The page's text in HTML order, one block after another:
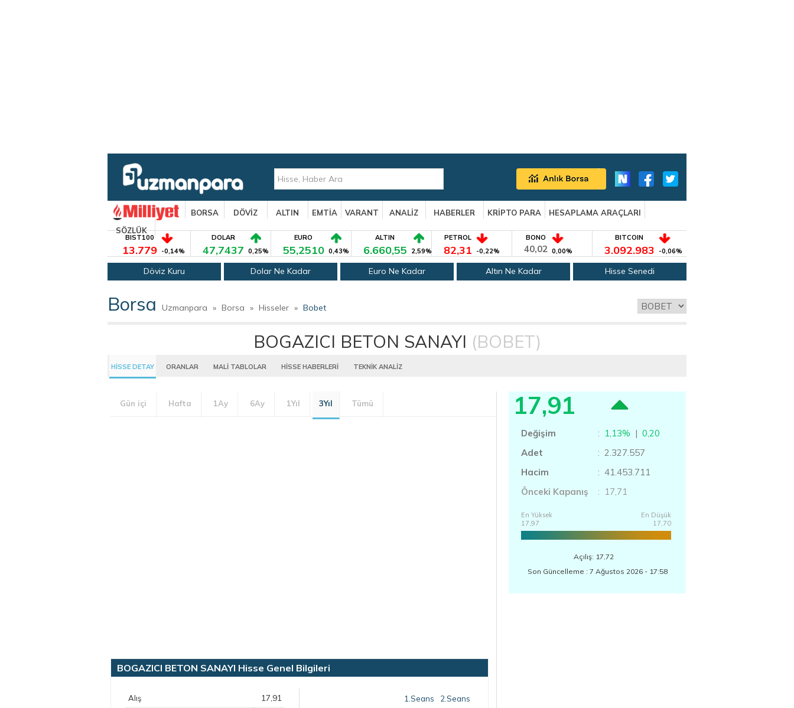
BORSA DÖVİZ ALTIN EMTİA VARANT ANALİZ HABERLER KRİPTO PARA
HESAPLAMA ARAÇLARI
SÖZLÜK
BIST100
13.779 -0,14%
DOLAR
47,7437 0,25%
EURO
55,2510 0,43%
ALTIN
6.660,55 2,59%
PETROL
82,31 -0,22%
BONO
40,02 0,00%
BITCOIN
3.092.983 -0,06%
Döviz Kuru Dolar Ne Kadar Euro Ne Kadar Altın Ne Kadar Hisse Senedi
Borsa Uzmanpara » Borsa » Hisseler » Bobet
BOGAZICI BETON SANAYI (BOBET)
HİSSE DETAY ORANLAR MALİ TABLOLAR HİSSE HABERLERİ TEKNİK ANALİZ
Gün içi Hafta 1Ay 6Ay 1Yıl 3Yıl Tümü
BOGAZICI BETON SANAYI Hisse Genel Bilgileri
Alış 17,91 1.Seans 2.Seans
17,91
Değişim : 1,13% | 0,20
Adet
: 2.327.557
Hacim
: 41.453.711
Önceki Kapanış
: 17,71
En Yüksek
17,97
En Düşük
17,70
Açılış: 17,72
Son Güncelleme : 7 Ağustos 2026 - 17:58